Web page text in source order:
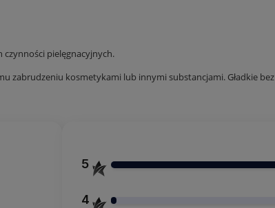
pielęgnacyjnych.
zabrudzeniu kosmetykami lub innymi substancjami. Gładkie bez
5
4